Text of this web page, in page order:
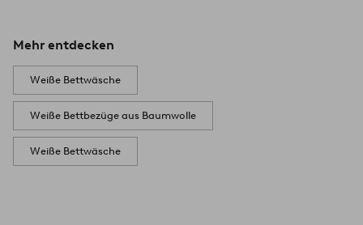
Mehr entdecken
Weiße Bettwäsche
Weiße Bettbezüge aus Baumwolle
Weiße Bettwäsche